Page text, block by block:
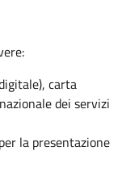
carta
dei servizi
la presentazione